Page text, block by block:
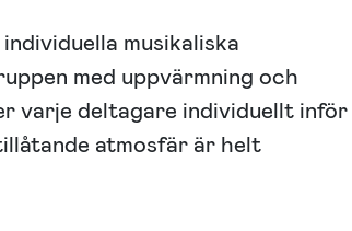
musikaliska
med uppvärmning och
varje deltagare individuellt inför
atmosfär är helt